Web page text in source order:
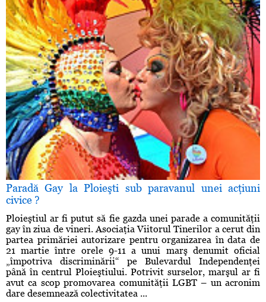
Paradă Gay la Ploieşti sub paravanul unei acţiuni
civice ?
Ploieştiul ar fi putut să fie gazda unei parade a comunităţii
gay în ziua de vineri. Asociaţia Viitorul Tinerilor a cerut din
partea primăriei autorizare pentru organizarea în data de
21 martie între orele 9-11 a unui marş denumit oficial
„împotriva discriminării“ pe Bulevardul Independenţei
până în centrul Ploieştiului. Potrivit surselor, marşul ar fi
avut ca scop promovarea comunităţii LGBT – un acronim
dare desemnează colectivitatea ...